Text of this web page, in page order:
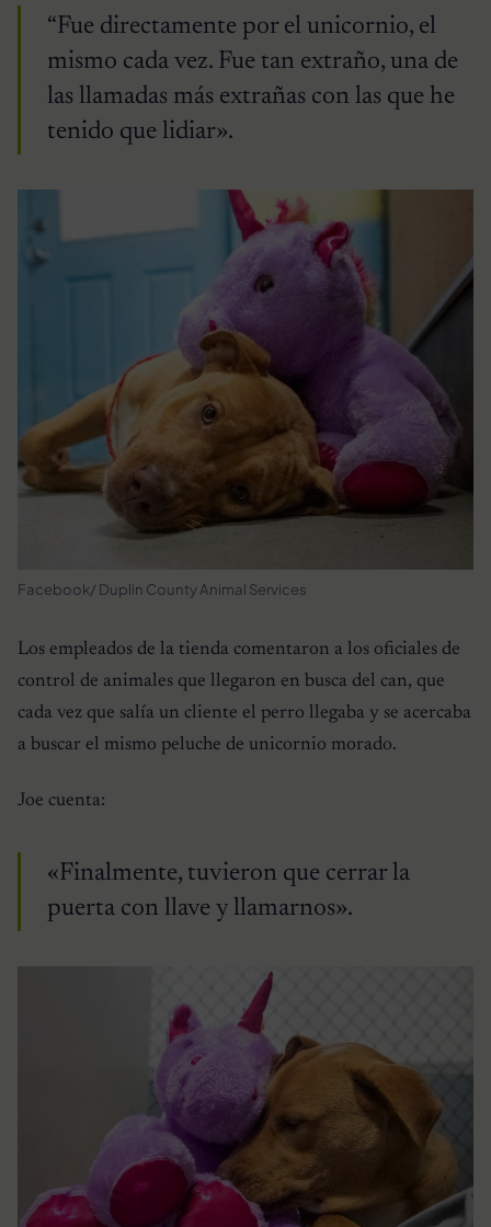
“Fue directamente por el unicornio, el
mismo cada vez. Fue tan extraño, una de
las llamadas más extrañas con las que he
tenido que lidiar».
Facebook/ Duplin County Animal Services
Los empleados de la tienda comentaron a los oficiales de
control de animales que llegaron en busca del can, que
cada vez que salía un cliente el perro llegaba y se acercaba
a buscar el mismo peluche de unicornio morado.
Joe cuenta:
«Finalmente, tuvieron que cerrar la
puerta con llave y llamarnos».